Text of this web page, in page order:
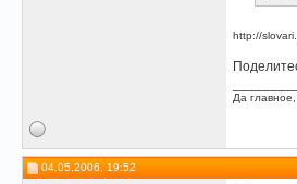
http://
Да
04.05.2006, 19:52